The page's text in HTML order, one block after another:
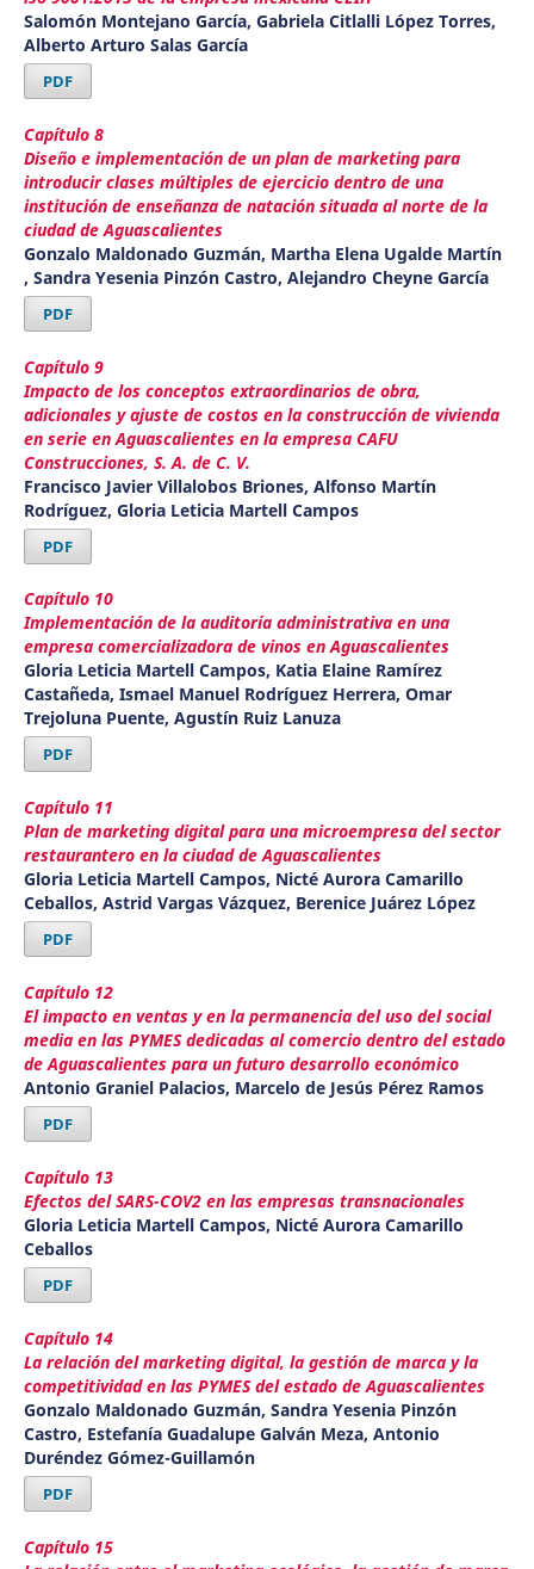
Salomón Montejano García, Gabriela Citlalli López Torres,
Alberto Arturo Salas García
PDF
Capítulo 8
Diseño e implementación de un plan de marketing para
introducir clases múltiples de ejercicio dentro de una
institución de enseñanza de natación situada al norte de la
ciudad de Aguascalientes
Gonzalo Maldonado Guzmán, Martha Elena Ugalde Martín
, Sandra Yesenia Pinzón Castro, Alejandro Cheyne García
PDF
Capítulo 9
Impacto de los conceptos extraordinarios de obra,
adicionales y ajuste de costos en la construcción de vivienda
en serie en Aguascalientes en la empresa CAFU
Construcciones, S. A. de C. V.
Francisco Javier Villalobos Briones, Alfonso Martín
Rodríguez, Gloria Leticia Martell Campos
PDF
Capítulo 10
Implementación de la auditoría administrativa en una
empresa comercializadora de vinos en Aguascalientes
Gloria Leticia Martell Campos, Katia Elaine Ramírez
Castañeda, Ismael Manuel Rodríguez Herrera, Omar
Trejoluna Puente, Agustín Ruiz Lanuza
PDF
Capítulo 11
Plan de marketing digital para una microempresa del sector
restaurantero en la ciudad de Aguascalientes
Gloria Leticia Martell Campos, Nicté Aurora Camarillo
Ceballos, Astrid Vargas Vázquez, Berenice Juárez López
PDF
Capítulo 12
El impacto en ventas y en la permanencia del uso del social
media en las PYMES dedicadas al comercio dentro del estado
de Aguascalientes para un futuro desarrollo económico
Antonio Graniel Palacios, Marcelo de Jesús Pérez Ramos
PDF
Capítulo 13
Efectos del SARS-COV2 en las empresas transnacionales
Gloria Leticia Martell Campos, Nicté Aurora Camarillo
Ceballos
PDF
Capítulo 14
La relación del marketing digital, la gestión de marca y la
competitividad en las PYMES del estado de Aguascalientes
Gonzalo Maldonado Guzmán, Sandra Yesenia Pinzón
Castro, Estefanía Guadalupe Galván Meza, Antonio
Duréndez Gómez-Guillamón
PDF
Capítulo 15